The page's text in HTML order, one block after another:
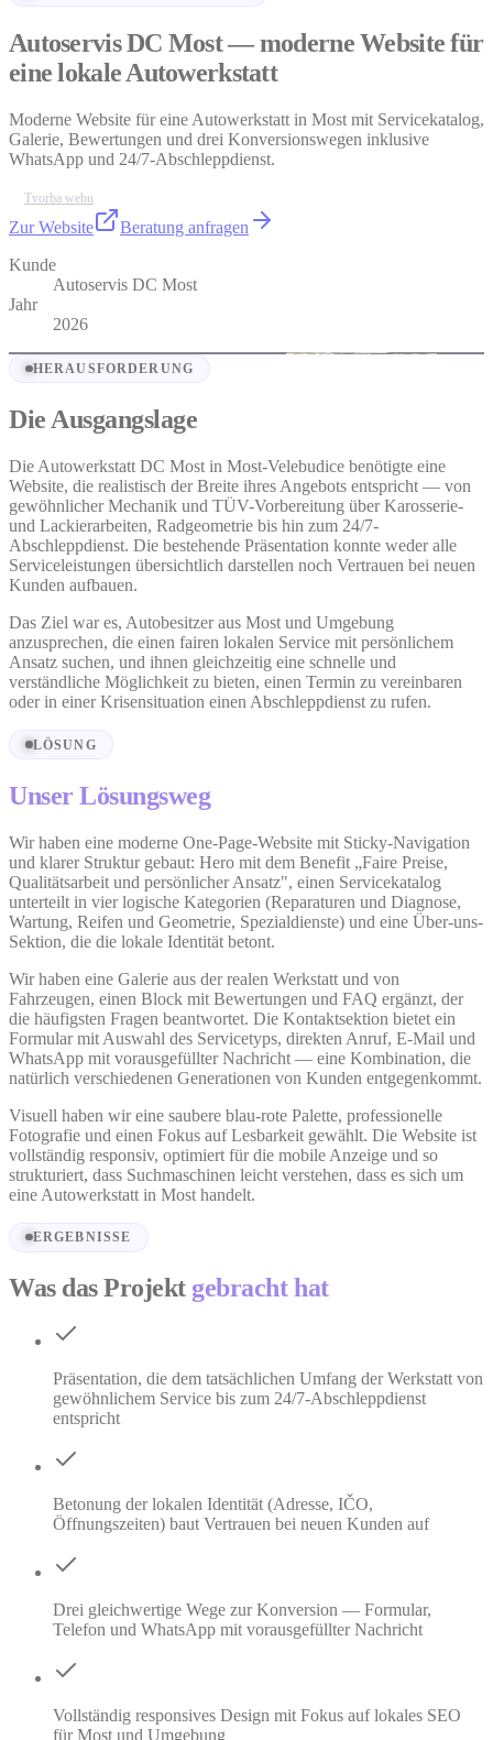
Autoservis DC Most — moderne Website für
eine lokale Autowerkstatt
Moderne Website für eine Autowerkstatt in Most mit Servicekatalog,
Galerie, Bewertungen und drei Konversionswegen inklusive
WhatsApp und 24/7-Abschleppdienst.
Tvorba webu
Zur Website
Beratung anfragen
Kunde
Autoservis DC Most
Jahr
2026
HERAUSFORDERUNG
Die Ausgangslage
Die Autowerkstatt DC Most in Most-Velebudice benötigte eine
Website, die realistisch der Breite ihres Angebots entspricht — von
gewöhnlicher Mechanik und TÜV-Vorbereitung über Karosserie-
und Lackierarbeiten, Radgeometrie bis hin zum 24/7-
Abschleppdienst. Die bestehende Präsentation konnte weder alle
Serviceleistungen übersichtlich darstellen noch Vertrauen bei neuen
Kunden aufbauen.
Das Ziel war es, Autobesitzer aus Most und Umgebung
anzusprechen, die einen fairen lokalen Service mit persönlichem
Ansatz suchen, und ihnen gleichzeitig eine schnelle und
verständliche Möglichkeit zu bieten, einen Termin zu vereinbaren
oder in einer Krisensituation einen Abschleppdienst zu rufen.
LÖSUNG
Unser Lösungsweg
Wir haben eine moderne One-Page-Website mit Sticky-Navigation
und klarer Struktur gebaut: Hero mit dem Benefit „Faire Preise,
Qualitätsarbeit und persönlicher Ansatz", einen Servicekatalog
unterteilt in vier logische Kategorien (Reparaturen und Diagnose,
Wartung, Reifen und Geometrie, Spezialdienste) und eine Über-uns-
Sektion, die die lokale Identität betont.
Wir haben eine Galerie aus der realen Werkstatt und von
Fahrzeugen, einen Block mit Bewertungen und FAQ ergänzt, der
die häufigsten Fragen beantwortet. Die Kontaktsektion bietet ein
Formular mit Auswahl des Servicetyps, direkten Anruf, E-Mail und
WhatsApp mit vorausgefüllter Nachricht — eine Kombination, die
natürlich verschiedenen Generationen von Kunden entgegenkommt.
Visuell haben wir eine saubere blau-rote Palette, professionelle
Fotografie und einen Fokus auf Lesbarkeit gewählt. Die Website ist
vollständig responsiv, optimiert für die mobile Anzeige und so
strukturiert, dass Suchmaschinen leicht verstehen, dass es sich um
eine Autowerkstatt in Most handelt.
ERGEBNISSE
Was das Projekt gebracht hat
Präsentation, die dem tatsächlichen Umfang der Werkstatt von
gewöhnlichem Service bis zum 24/7-Abschleppdienst
entspricht
Betonung der lokalen Identität (Adresse, IČO,
Öffnungszeiten) baut Vertrauen bei neuen Kunden auf
Drei gleichwertige Wege zur Konversion — Formular,
Telefon und WhatsApp mit vorausgefüllter Nachricht
Vollständig responsives Design mit Fokus auf lokales SEO
für Most und Umgebung